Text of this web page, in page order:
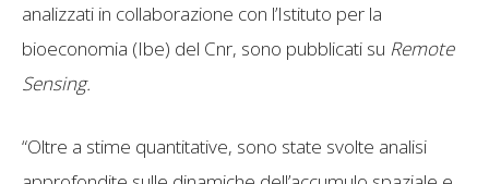
analizzati in collaborazione con l’Istituto per la
bioeconomia (Ibe) del Cnr, sono pubblicati su Remote
Sensing.
“Oltre a stime quantitative, sono state svolte analisi